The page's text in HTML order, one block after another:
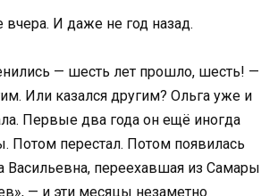
вчера. И даже не год назад.
— шесть лет прошло, шесть! —
Или казался другим? Ольга уже и
Первые два года он ещё иногда
Потом перестал. Потом появилась
Васильевна, переехавшая из Самары
— и эти месяцы незаметно